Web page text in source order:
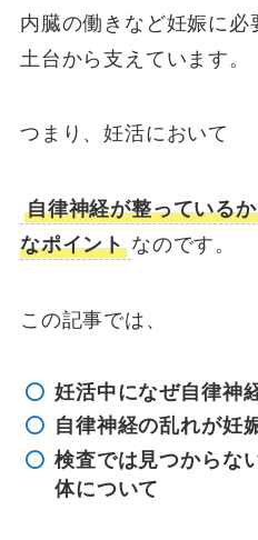
内臓の働きなど妊娠に必
土台から支えています。
つまり、妊活において
自律神経が整っている
なポイント なのです。
この記事では、
妊活中になぜ自律神
自律神経の乱れが妊
検査では見つからな
体について